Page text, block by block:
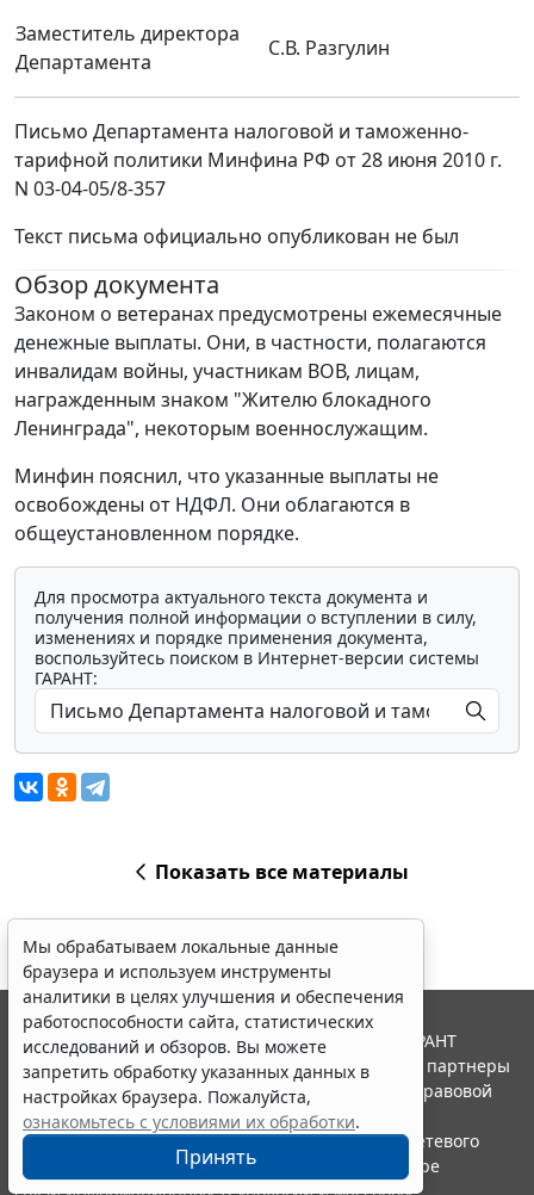
Заместитель директора
Департамента
С.В. Разгулин
Письмо Департамента налоговой и таможенно-
тарифной политики Минфина РФ от 28 июня 2010 г.
N 03-04-05/8-357
Текст письма официально опубликован не был
Обзор документа
Законом о ветеранах предусмотрены ежемесячные
денежные выплаты. Они, в частности, полагаются
инвалидам войны, участникам ВОВ, лицам,
награжденным знаком "Жителю блокадного
Ленинграда", некоторым военнослужащим.
Минфин пояснил, что указанные выплаты не
освобождены от НДФЛ. Они облагаются в
общеустановленном порядке.
Для просмотра актуального текста документа и
получения полной информации о вступлении в силу,
изменениях и порядке применения документа,
воспользуйтесь поиском в Интернет-версии системы
ГАРАНТ:
Показать все материалы
Мы обрабатываем локальные данные
браузера и используем инструменты
аналитики в целях улучшения и обеспечения
работоспособности сайта, статистических
исследований и обзоров. Вы можете
запретить обработку указанных данных в
настройках браузера. Пожалуйста,
ознакомьтесь с условиями их обработки.
Принять
© ООО "НПП "ГАРАНТ-СЕРВИС", 2026. Система ГАРАНТ
выпускается с 1990 года. Компания "Гарант" и ее партнеры
являются участниками Российской ассоциации правовой
информации ГАРАНТ.
Портал ГАРАНТ.РУ зарегистрирован в качестве сетевого
издания Федеральной службой по надзору в сфере